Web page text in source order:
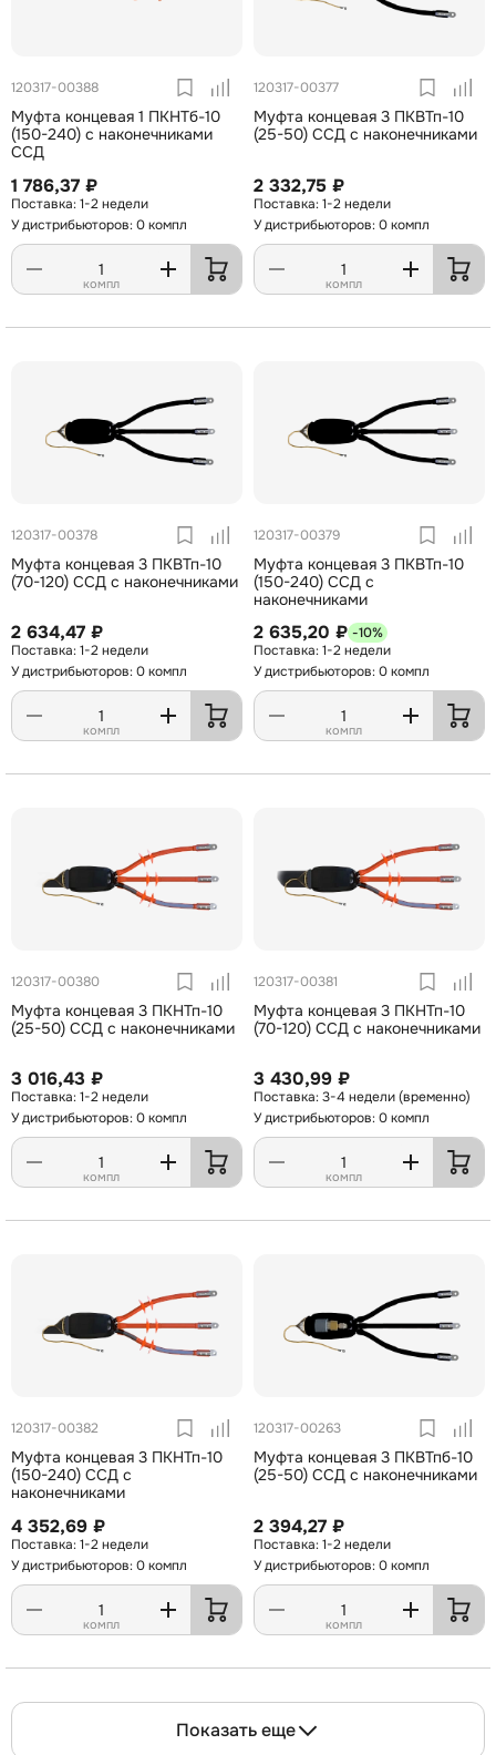
120317-00388
Муфта концевая 1 ПКНТб-10
(150-240) с наконечниками
ССД
1 786,37 ₽
1-2 недели
У дистрибьюторов: 0 компл
компл
120317-00377
Муфта концевая 3 ПКВТп-10
(25-50) ССД с наконечниками
2 332,75 ₽
1-2 недели
У дистрибьюторов: 0 компл
компл
120317-00378
Муфта концевая 3 ПКВТп-10
(70-120) ССД с наконечниками
2 634,47 ₽
1-2 недели
У дистрибьюторов: 0 компл
компл
120317-00379
Муфта концевая 3 ПКВТп-10
(150-240) ССД с
наконечниками
2 635,20 ₽ -10%
1-2 недели
У дистрибьюторов: 0 компл
компл
120317-00380
Муфта концевая 3 ПКНТп-10
(25-50) ССД с наконечниками
3 016,43 ₽
1-2 недели
У дистрибьюторов: 0 компл
компл
120317-00381
Муфта концевая 3 ПКНТп-10
(70-120) ССД с наконечниками
3 430,99 ₽
3-4 недели (временно)
У дистрибьюторов: 0 компл
компл
120317-00382
Муфта концевая 3 ПКНТп-10
(150-240) ССД с
наконечниками
4 352,69 ₽
1-2 недели
У дистрибьюторов: 0 компл
компл
120317-00263
Муфта концевая 3 ПКВТпб-10
(25-50) ССД с наконечниками
2 394,27 ₽
1-2 недели
У дистрибьюторов: 0 компл
компл
Показать еще